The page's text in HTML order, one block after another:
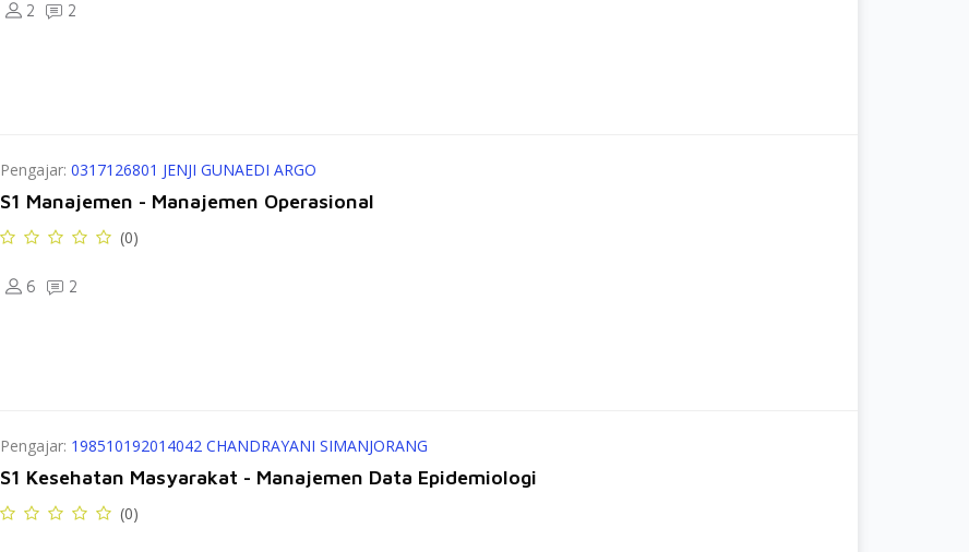
2 2
Pengajar:0317126801 JENJI GUNAEDI ARGO
S1 Manajemen - Manajemen Operasional
(0)
6 2
Pengajar: 198510192014042 CHANDRAYANI SIMANJORANG
S1 Kesehatan Masyarakat - Manajemen Data Epidemiologi
(0)